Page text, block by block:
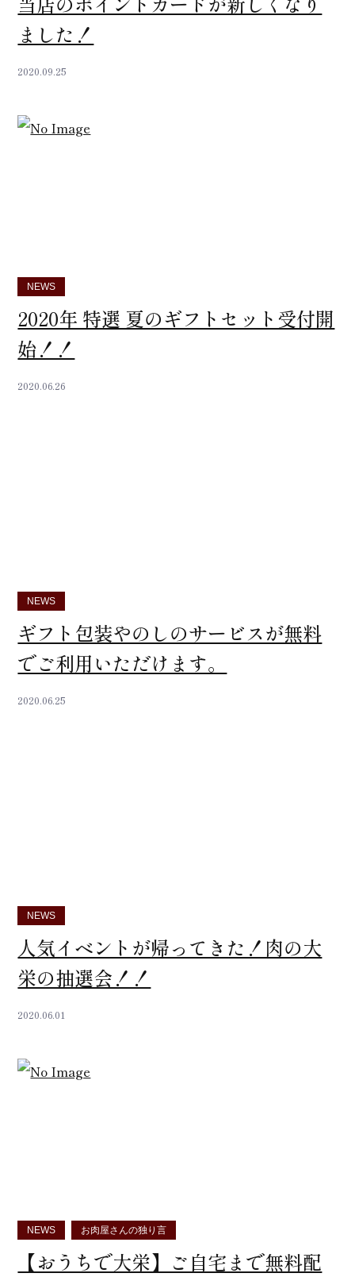
ました！
2020.09.25
NEWS
2020年 特選 夏のギフトセット受付開
始！！
2020.06.26
NEWS
ギフト包装やのしのサービスが無料
でご利用いただけます。
2020.06.25
NEWS
人気イベントが帰ってきた！肉の大
栄の抽選会！！
2020.06.01
NEWS お肉屋さんの独り言
【おうちで大栄】ご自宅まで無料配